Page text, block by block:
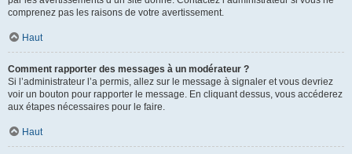
comprenez pas les raisons de votre avertissement.
Haut
Comment rapporter des messages à un modérateur ?
Si l’administrateur l’a permis, allez sur le message à signaler et vous devriez
voir un bouton pour rapporter le message. En cliquant dessus, vous accéderez
aux étapes nécessaires pour le faire.
Haut